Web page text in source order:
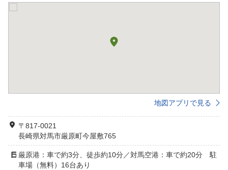
地図アプリで見る
〒817-0021
長崎県対馬市厳原町今屋敷765
厳原港：車で約3分、徒歩約10分／対馬空港：車で約20分 駐
車場（無料）16台あり